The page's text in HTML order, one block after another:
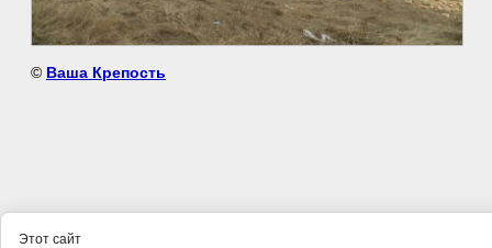
© Ваша Крепость
Этот сайт